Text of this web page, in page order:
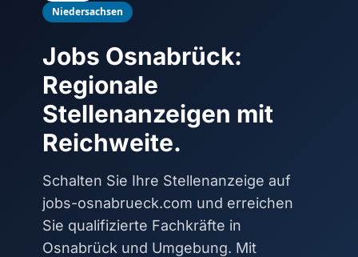
Niedersachsen
Jobs Osnabrück:
Regionale
Stellenanzeigen mit
Reichweite.
Schalten Sie Ihre Stellenanzeige auf
jobs-osnabrueck.com und erreichen
Sie qualifizierte Fachkräfte in
Osnabrück und Umgebung. Mit